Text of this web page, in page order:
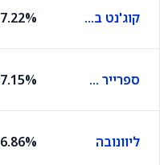
קוג'נט ביוסיינסס 7.22%
ספרייר תרפויטיקס 7.15%
ליוונובה 6.86%